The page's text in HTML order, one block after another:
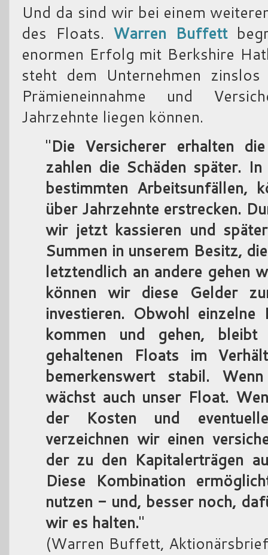
Und da sind wir bei einem
des Floats. Warren Buffett
enormen Erfolg mit Berkshire
steht dem Unternehmen
Prämieneinnahme und
Jahrzehnte liegen können.
"Die Versicherer erhalten
zahlen die Schäden später.
bestimmten Arbeitsunfällen,
über Jahrzehnte erstrecken.
wir jetzt kassieren und
Summen in unserem Besitz,
letztendlich an andere gehen
können wir diese Gelder
investieren. Obwohl einzelne
kommen und gehen,
gehaltenen Floats im
bemerkenswert stabil.
wächst auch unser Float.
der Kosten und
verzeichnen wir einen
der zu den Kapitalerträgen
Diese Kombination
nutzen - und, besser noch,
wir es halten."
(Warren Buffett,